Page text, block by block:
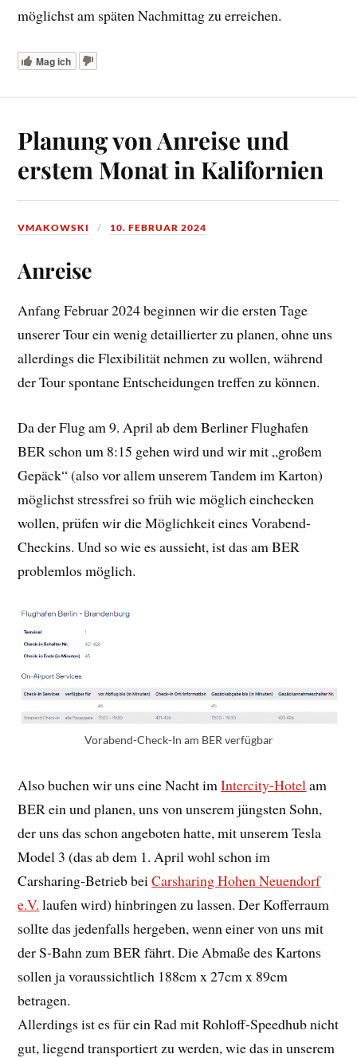
möglichst am späten Nachmittag zu erreichen.
Mag ich
Planung von Anreise und
erstem Monat in Kalifornien
VMAKOWSKI 10. FEBRUAR 2024
Anreise
Anfang Februar 2024 beginnen wir die ersten Tage
unserer Tour ein wenig detaillierter zu planen, ohne uns
allerdings die Flexibilität nehmen zu wollen, während
der Tour spontane Entscheidungen treffen zu können.
Da der Flug am 9. April ab dem Berliner Flughafen
BER schon um 8:15 gehen wird und wir mit „großem
Gepäck“ (also vor allem unserem Tandem im Karton)
möglichst stressfrei so früh wie möglich einchecken
wollen, prüfen wir die Möglichkeit eines Vorabend-
Checkins. Und so wie es aussieht, ist das am BER
problemlos möglich.
Vorabend-Check-In am BER verfügbar
Also buchen wir uns eine Nacht imIntercity-Hotel am
BER ein und planen, uns von unserem jüngsten Sohn,
der uns das schon angeboten hatte, mit unserem Tesla
Model 3 (das ab dem 1. April wohl schon im
Carsharing-Betrieb beiCarsharing Hohen Neuendorf
e.V. laufen wird) hinbringen zu lassen. Der Kofferraum
sollte das jedenfalls hergeben, wenn einer von uns mit
der S-Bahn zum BER fährt. Die Abmaße des Kartons
sollen ja voraussichtlich 188cm x 27cm x 89cm
betragen.
Allerdings ist es für ein Rad mit Rohloff-Speedhub nicht
gut, liegend transportiert zu werden, wie das in unserem